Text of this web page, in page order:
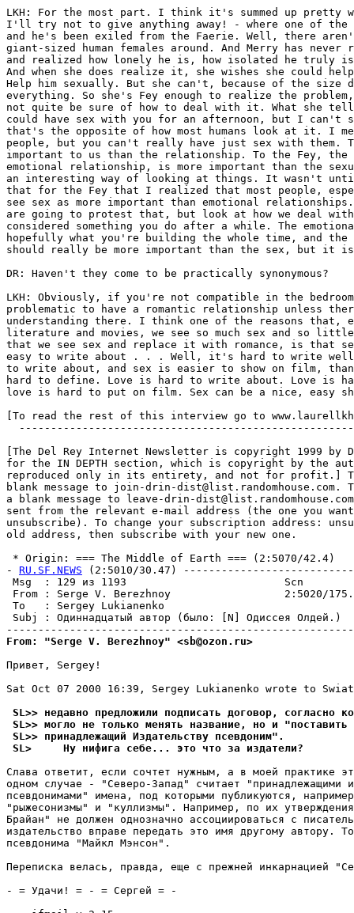
RU.SF.NEWS (2:5010/30.47)
Msg  : 129 из 1193
From : Serge V. Berezhnoy                  2:5020/
To   : Sergey Lukianenko
Subj : Одиннадцатый автор (было:
From: "Serge V. Berezhnoy" <sb@ozon.ru>
Привет, Sergey!
Sat Oct 07 2000 16:39, Sergey Lukianenko wrote to
SL>> недавно предложили подписать договор, согласно
SL>> могло не только менять название, но и "поставить
SL>> принадлежащий Издательству псевдоним".
SL>     Ну нифига себе... это что за издатели?
Слава ответит, если сочтет нужным, а в моей практике
одном случае - "Северо-Запад" считает "принадлежащими
псевдонимами" имена, под которыми публикуются,
"рыжесонизмы" и "куллизмы". Например, по их
Брайан" не должен однозначно ассоциироваться с
издательство вправе передать это имя другому автору.
псевдонима "Майкл Мэнсон".
Переписка велась, правда, еще с прежней инкарнацией
- = Удачи! = - = Сергей = -